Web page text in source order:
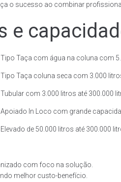
o sucesso ao combinar
e
Taça com água na coluna com
Taça coluna seca com 3.000
com 3.000 litros até 300.000
In Loco com grande
de 50.000 litros até 300.000
com foco na solução.
melhor custo-benefício.